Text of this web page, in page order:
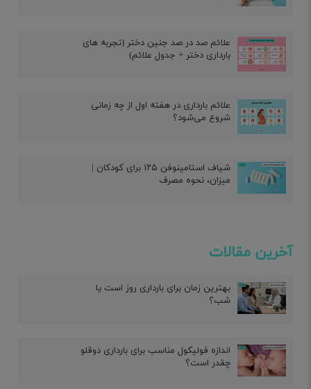
علائم صد در صد جنین دختر (تجربه های
بارداری دختر + جدول علائم)
علائم بارداری در هفته اول از چه زمانی
شروع می‌شود؟
شیاف استامینوفن ۱۲۵ برای کودکان |
میزان، نحوه مصرف
آخرین مقالات
بهترین زمان برای بارداری روز است یا
شب؟
اندازه فولیکول مناسب برای بارداری دوقلو
چقدر است؟